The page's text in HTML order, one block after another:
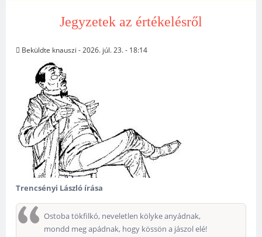
Jegyzetek az értékelésről
Beküldte knauszi - 2026. júl. 23. - 18:14
Trencsényi László írása
Ostoba tökfilkó, neveletlen kölyke anyádnak,
mondd meg apádnak, hogy kössön a jászol elé!